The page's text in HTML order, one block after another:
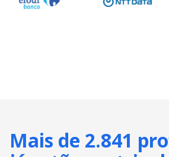
Mais de 2.841